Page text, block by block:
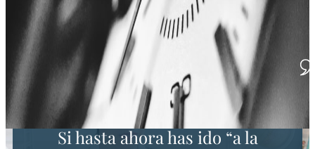
Si hasta ahora has ido “a la